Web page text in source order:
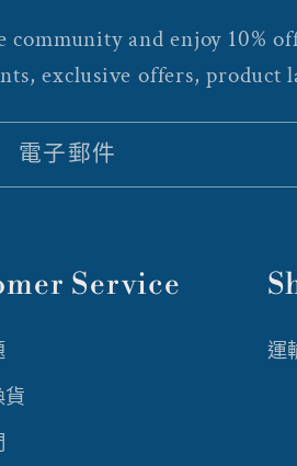
community and enjoy 10%
exclusive offers, product
電子郵件
Service
運